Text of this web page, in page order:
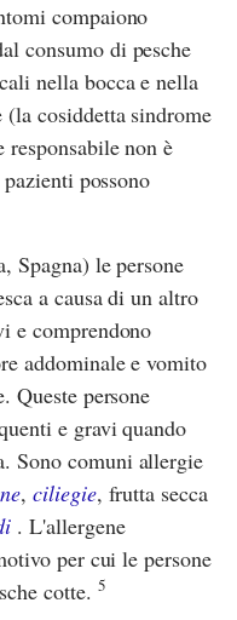
compaiono
consumo di pesche
nella bocca e nella
cosiddetta sindrome
non è
possono
Spagna) le persone
a causa di un altro
e comprendono
addominale e vomito
Queste persone
e gravi quando
Sono comuni allergie
,ciliegie, frutta secca
. L'allergene
per cui le persone
cotte. 5